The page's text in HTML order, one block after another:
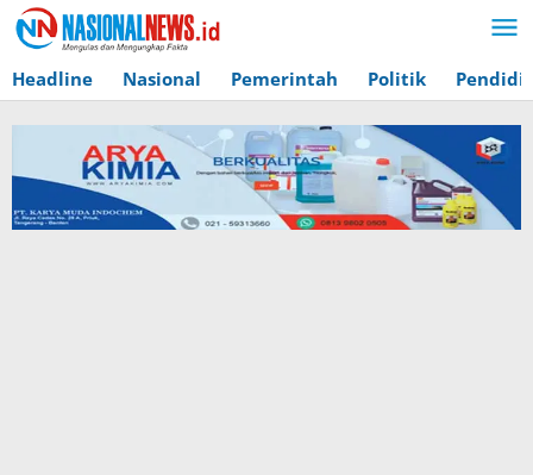
Lewati
ke
konten
Headline Nasional Pemerintah Politik